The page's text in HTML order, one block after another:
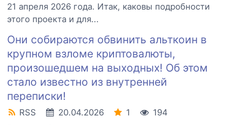
21 апреля 2026 года. Итак, каковы подробности
этого проекта и для...
Они собираются обвинить альткоин в
крупном взломе криптовалюты,
произошедшем на выходных! Об этом
стало известно из внутренней
переписки!
RSS 20.04.2026 1
194